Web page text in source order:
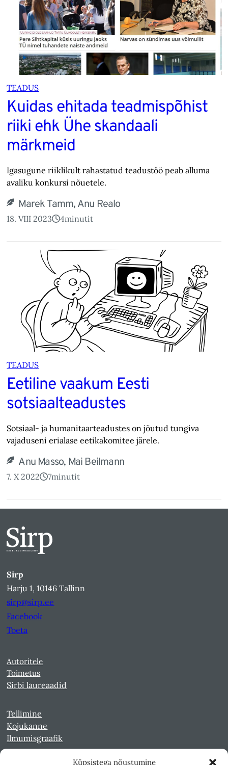
Küpsistega nõustumine
TEADUS
Kuidas ehitada teadmispõhist
riiki ehk Ühe skandaali
märkmeid
Igasugune riiklikult rahastatud teadustöö peab alluma
avaliku konkursi nõuetele.
Marek Tamm, Anu Realo
18. VIII 2023 4minutit
TEADUS
Eetiline vaakum Eesti
sotsiaalteadustes
Sotsiaal- ja humanitaarteadustes on jõutud tungiva
vajaduseni erialase eetikakomitee järele.
Anu Masso, Mai Beilmann
7. X 2022 7minutit
Sirp
Harju 1, 10146 Tallinn
sirp@sirp.ee
Facebook
Toeta
Autoritele
Toimetus
Sirbi laureaadid
Tellimine
Kojukanne
Ilmumisgraafik